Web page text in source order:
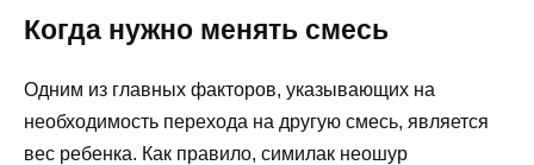
Когда нужно менять смесь
Одним из главных факторов, указывающих на
необходимость перехода на другую смесь, является
вес ребенка. Как правило, симилак неошур